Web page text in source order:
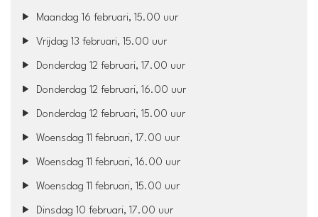
Maandag 16 februari, 15.00 uur
Vrijdag 13 februari, 15.00 uur
Donderdag 12 februari, 17.00 uur
Donderdag 12 februari, 16.00 uur
Donderdag 12 februari, 15.00 uur
Woensdag 11 februari, 17.00 uur
Woensdag 11 februari, 16.00 uur
Woensdag 11 februari, 15.00 uur
Dinsdag 10 februari, 17.00 uur